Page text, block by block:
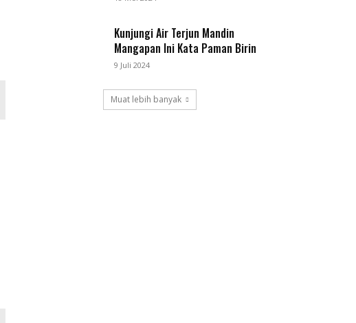
Kunjungi Air Terjun Mandin
Mangapan Ini Kata Paman Birin
9 Juli 2024
Muat lebih banyak